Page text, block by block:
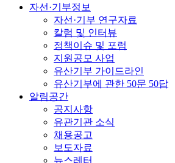
자선·기부정보
자선·기부 연구자료
칼럼 및 인터뷰
정책이슈 및 포럼
지원공모 사업
유산기부 가이드라인
유산기부에 관한 50문 50답
알림공간
공지사항
유관기관 소식
채용공고
보도자료
뉴스레터